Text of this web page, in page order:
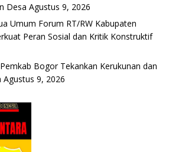
Desa Agustus 9, 2026
Umum Forum RT/RW Kabupaten
Peran Sosial dan Kritik Konstruktif
Bogor Tekankan Kerukunan dan
Agustus 9, 2026